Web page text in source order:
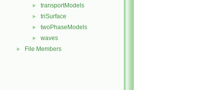
► transportModels
► triSurface
► twoPhaseModels
► waves
► File Members